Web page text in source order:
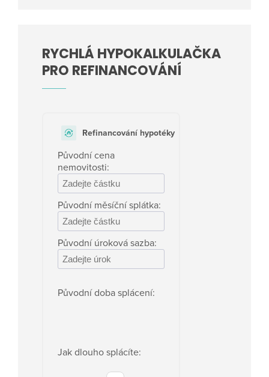
RYCHLÁ HYPOKALKULAČKA
PRO REFINANCOVÁNÍ